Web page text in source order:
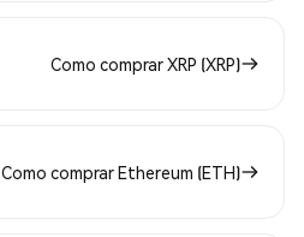
Como comprar XRP (XRP)
Como comprar Ethereum (ETH)